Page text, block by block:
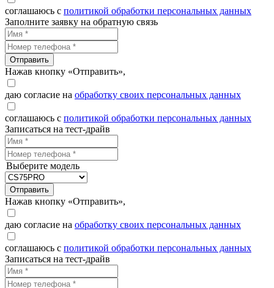
соглашаюсь с политикой обработки персональных данных
Заполните заявку на обратную связь
Отправить
Нажав кнопку «Отправить»,
даю согласие на обработку своих персональных данных
соглашаюсь с политикой обработки персональных данных
Записаться на тест-драйв
Выберите модель
Отправить
Нажав кнопку «Отправить»,
даю согласие на обработку своих персональных данных
соглашаюсь с политикой обработки персональных данных
Записаться на тест-драйв